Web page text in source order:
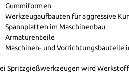
Gummiformen
Werkzeugaufbauten für aggressive
Spannplatten im Maschinenbau
Armaturenteile
Maschinen- und Vorrichtungsbauteile
Spritzgießwerkzeugen wird